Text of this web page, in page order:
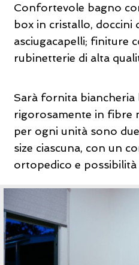
Confortevole bagno
box in cristallo, doccini
asciugacapelli; finiture
rubinetterie di alta
Sarà fornita
rigorosamente in fibre
per ogni unità sono
size ciascuna, con un
ortopedico e possibilità